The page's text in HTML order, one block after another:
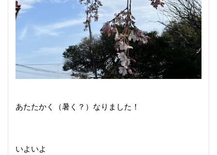
あたたかく（暑く？）なりました！
いよいよ